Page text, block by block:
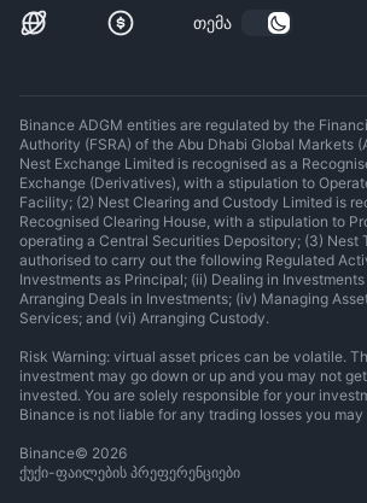
თემა
Binance ADGM entities are regulated by the
Authority (FSRA) of the Abu Dhabi Global Markets
Nest Exchange Limited is recognised as a
Exchange (Derivatives), with a stipulation to
Facility; (2) Nest Clearing and Custody Limited is
Recognised Clearing House, with a stipulation to
operating a Central Securities Depository; (3) Nest
authorised to carry out the following Regulated
Investments as Principal; (ii) Dealing in
Arranging Deals in Investments; (iv) Managing
Services; and (vi) Arranging Custody.
Risk Warning: virtual asset prices can be volatile.
investment may go down or up and you may not
invested. You are solely responsible for your
Binance is not liable for any trading losses you may
Binance© 2026
ქუქი-ფაილების პრეფერენციები